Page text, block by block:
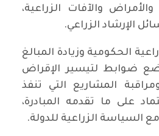
والآفات الزراعية،
الإرشاد الزراعي.
الحكومية وزيادة المبالغ
ضوابط لتيسير الإقراض
المشاريع التي تنفذ
على ما تقدمه المبادرة،
السياسة الزراعية للدولة.